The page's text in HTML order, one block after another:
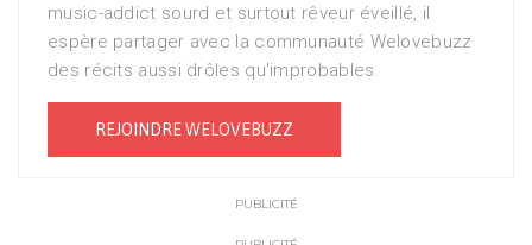
music-addict sourd et surtout rêveur éveillé, il
espère partager avec la communauté Welovebuzz
des récits aussi drôles qu'improbables.
REJOINDRE WELOVEBUZZ
PUBLICITÉ